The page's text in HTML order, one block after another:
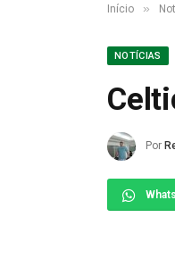
Início »
NOTÍCIAS
Por